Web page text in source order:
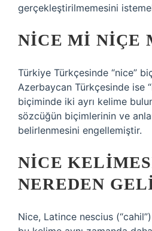
gerçekleştirilmemesini
NICE MI NIÇE
Türkiye Türkçesinde “nice”
Azerbaycan Türkçesinde ise
biçiminde iki ayrı kelime
sözcüğün biçimlerinin ve
belirlenmesini engellemiştir.
NICE
NEREDEN
Nice, Latince nescius